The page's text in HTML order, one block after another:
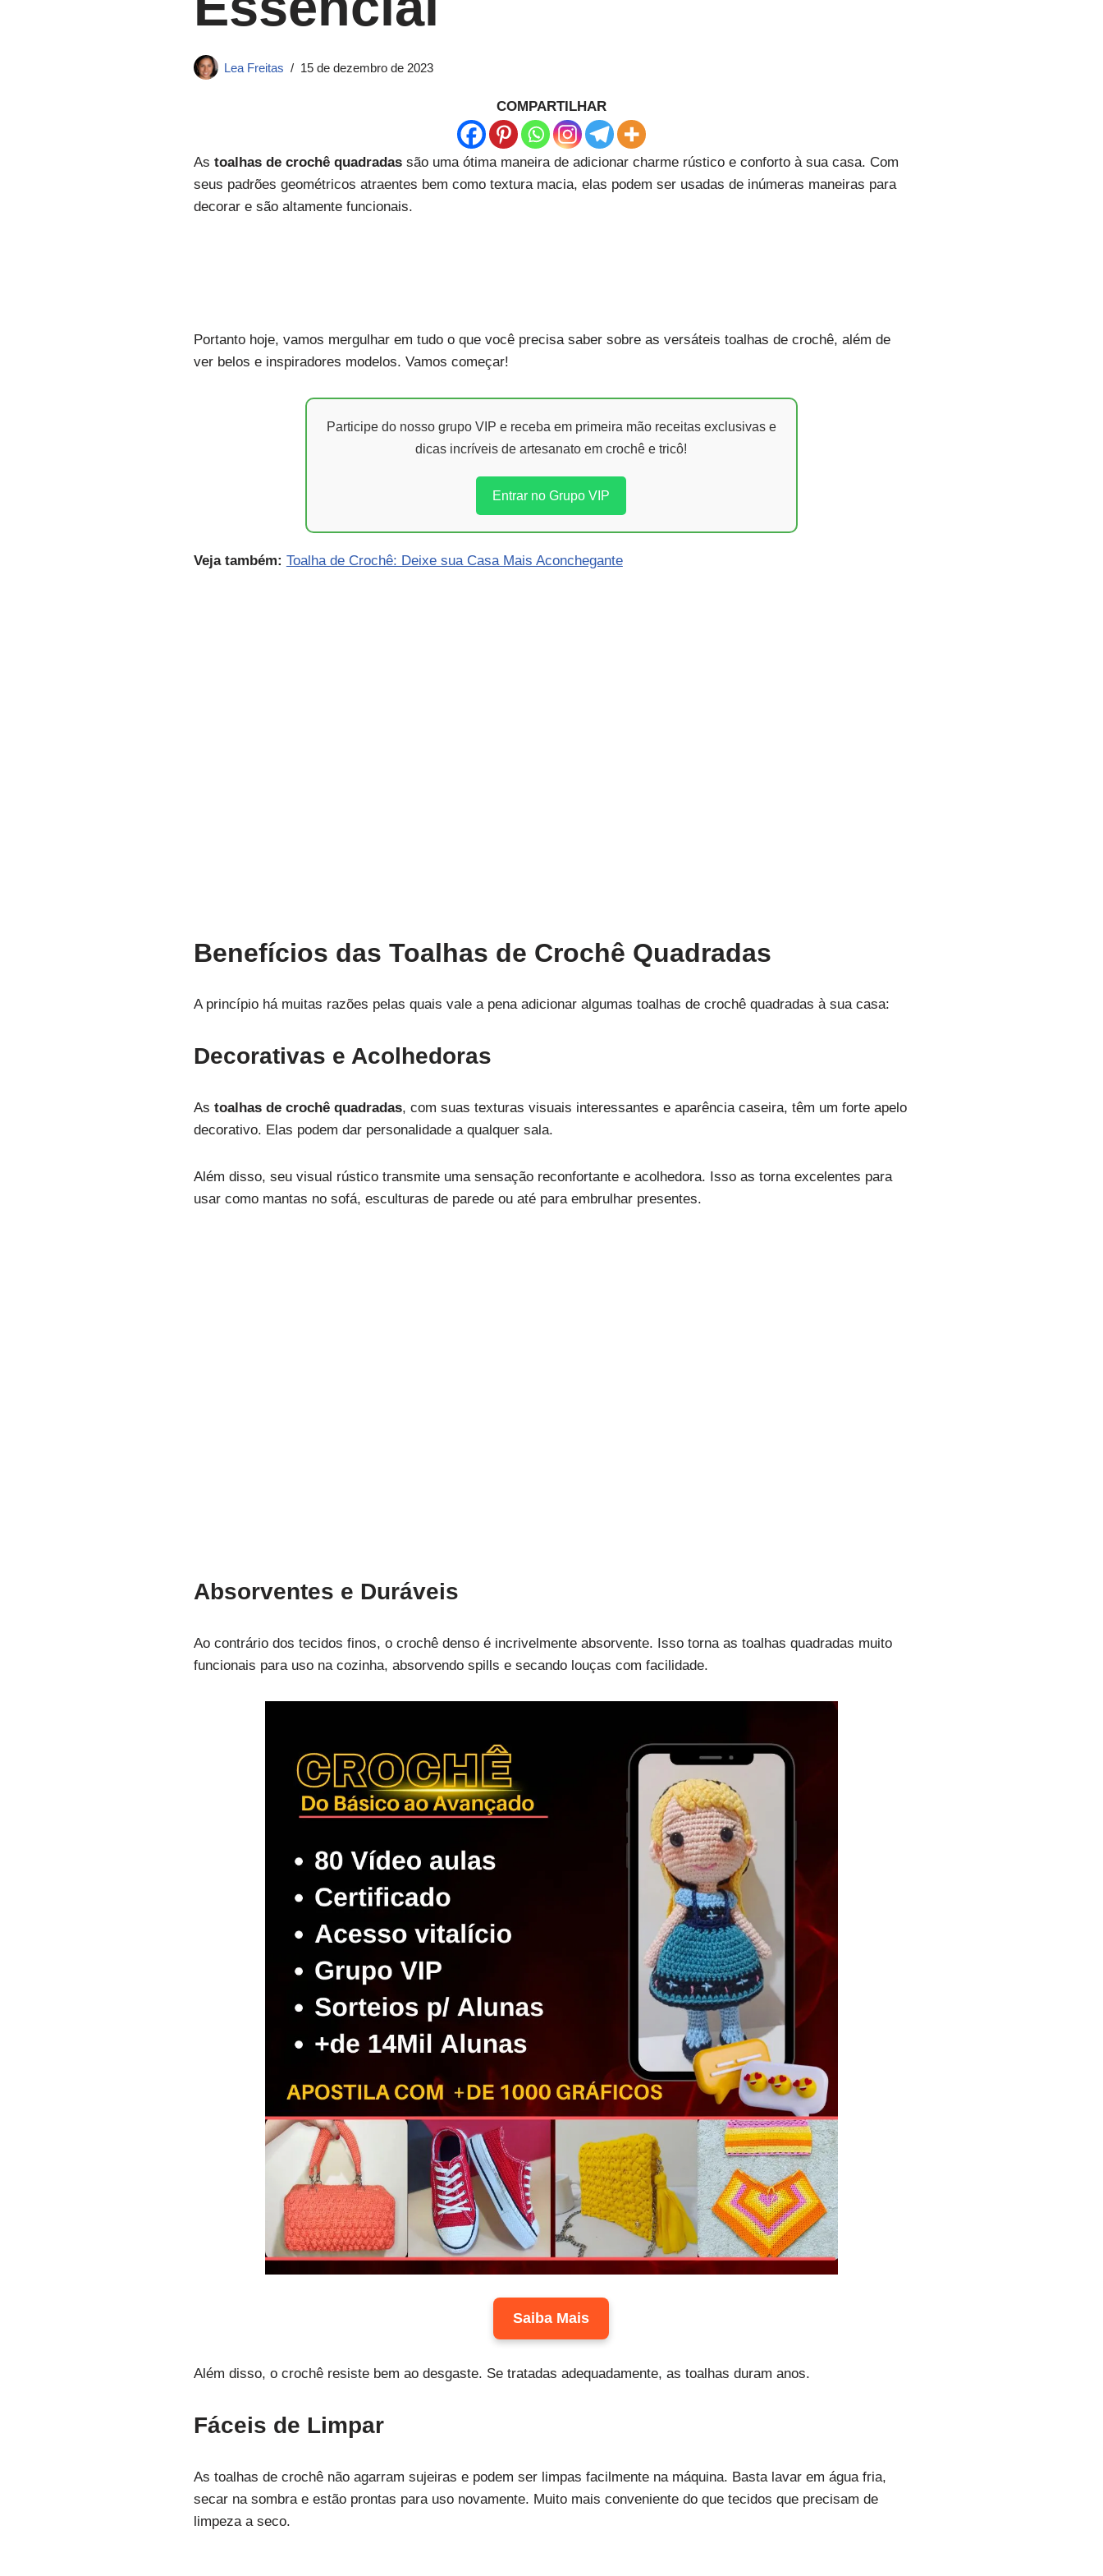
Lea Freitas 15 de dezembro de 2023
COMPARTILHAR
As toalhas de crochê quadradassão uma ótima maneira de adicionar charme rústico e conforto à sua casa. Com
seus padrões geométricos atraentes bem como textura macia, elas podem ser usadas de inúmeras maneiras para
decorar e são altamente funcionais.
Portanto hoje, vamos mergulhar em tudo o que você precisa saber sobre as versáteis toalhas de crochê, além de
ver belos e inspiradores modelos. Vamos começar!
Participe do nosso grupo VIP e receba em primeira mão receitas exclusivas e
dicas incríveis de artesanato em crochê e tricô!
Entrar no Grupo VIP
Veja também: Toalha de Crochê: Deixe sua Casa Mais Aconchegante
Benefícios das Toalhas de Crochê Quadradas
A princípio há muitas razões pelas quais vale a pena adicionar algumas toalhas de crochê quadradas à sua casa:
Decorativas e Acolhedoras
As toalhas de crochê quadradas, com suas texturas visuais interessantes e aparência caseira, têm um forte apelo
decorativo. Elas podem dar personalidade a qualquer sala.
Além disso, seu visual rústico transmite uma sensação reconfortante e acolhedora. Isso as torna excelentes para
usar como mantas no sofá, esculturas de parede ou até para embrulhar presentes.
Absorventes e Duráveis
Ao contrário dos tecidos finos, o crochê denso é incrivelmente absorvente. Isso torna as toalhas quadradas muito
funcionais para uso na cozinha, absorvendo spills e secando louças com facilidade.
Saiba Mais
Além disso, o crochê resiste bem ao desgaste. Se tratadas adequadamente, as toalhas duram anos.
Fáceis de Limpar
As toalhas de crochê não agarram sujeiras e podem ser limpas facilmente na máquina. Basta lavar em água fria,
secar na sombra e estão prontas para uso novamente. Muito mais conveniente do que tecidos que precisam de
limpeza a seco.